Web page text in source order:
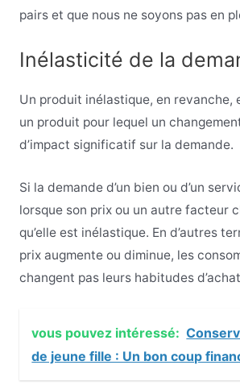
pairs et que nous ne soyons pas en
Inélasticité de la
Un produit inélastique, en revanche,
un produit pour lequel un
d’impact significatif sur la demande.
Si la demande d’un bien ou d’un
lorsque son prix ou un autre facteur
qu’elle est inélastique. En d’autres
prix augmente ou diminue, les
changent pas leurs habitudes
vous pouvez intéressé:
de jeune fille : Un bon coup